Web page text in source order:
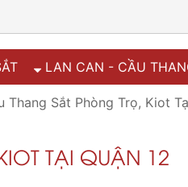
LAN CAN - CẦU
Thang Sắt Phòng Trọ, Kiot
TẠI QUẬN 12